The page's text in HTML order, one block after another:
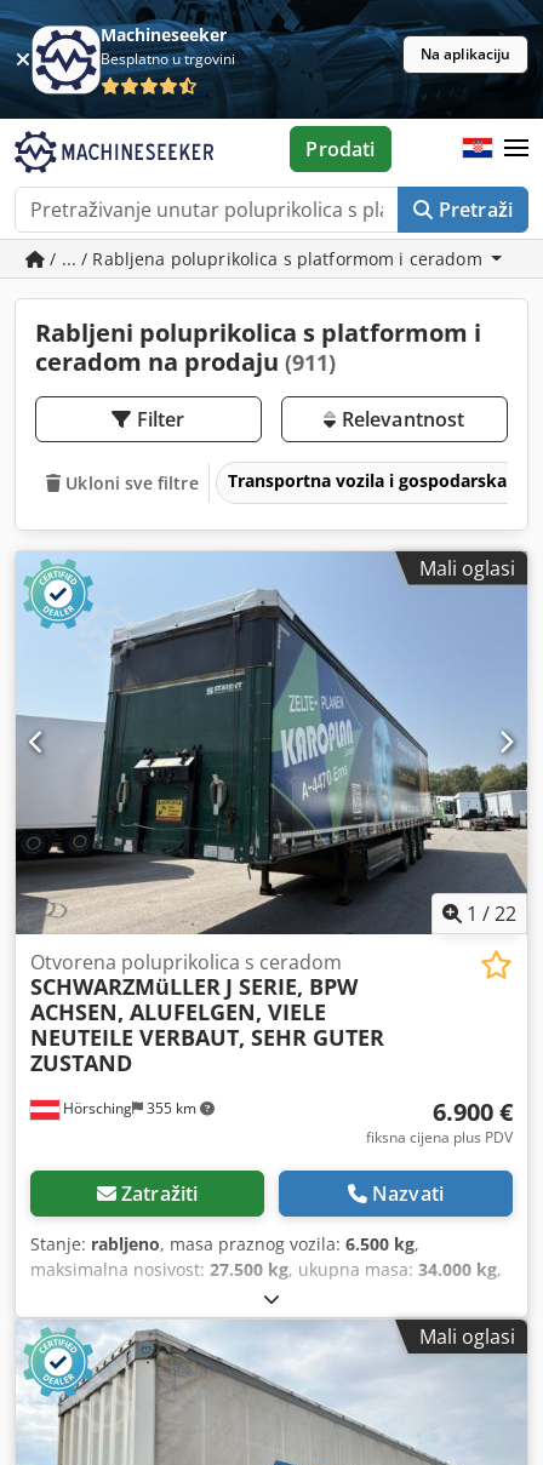
Machineseeker
Besplatno u trgovini Na aplikaciju
Pretraži
Prodati
/ ... / Rabljena poluprikolica s platformom i ceradom
Rabljeni poluprikolica s platformom i
ceradom na prodaju (911)
Filter Relevantnost
Ukloni sve filtre Transportna vozila i gospodarska
Mali oglasi
1 /22
Hörsching 355 km
Otvorena poluprikolica s ceradom
SCHWARZMüLLER J SERIE, BPW
ACHSEN, ALUFELGEN, VIELE
NEUTEILE VERBAUT, SEHR GUTER
ZUSTAND
6.900 €
fiksna cijena plus PDV
Zatražiti Nazvati
Stanje: rabljeno, masa praznog vozila: 6.500 kg,
maksimalna nosivost: 27.500 kg, ukupna masa: 34.000 kg,
3 osovine
ovjes:zrak, dimenzija gume:385/65 R22,5, Oprema:ABS,
Mali oglasi